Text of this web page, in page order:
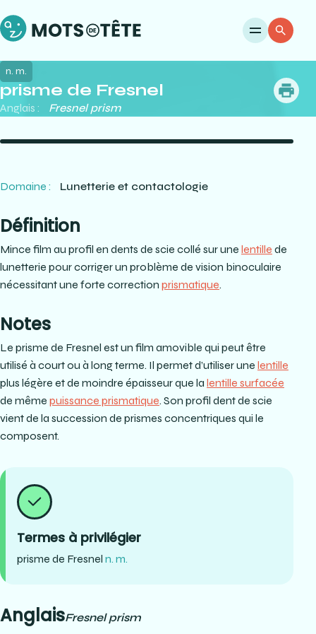
prisme de Fresnel
n. m.
Anglais : Fresnel prism
Domaine : Lunetterie et contactologie
Définition
Mince film au profil en dents de scie collé sur une lentille de
lunetterie pour corriger un problème de vision binoculaire
nécessitant une forte correction prismatique.
Notes
Le prisme de Fresnel est un film amovible qui peut être
utilisé à court ou à long terme. Il permet d’utiliser une lentille
plus légère et de moindre épaisseur que la lentille surfacée
de même puissance prismatique. Son profil dent de scie
vient de la succession de prismes concentriques qui le
composent.
Termes à privilégier
prisme de Fresnel n. m.
AnglaisFresnel prism